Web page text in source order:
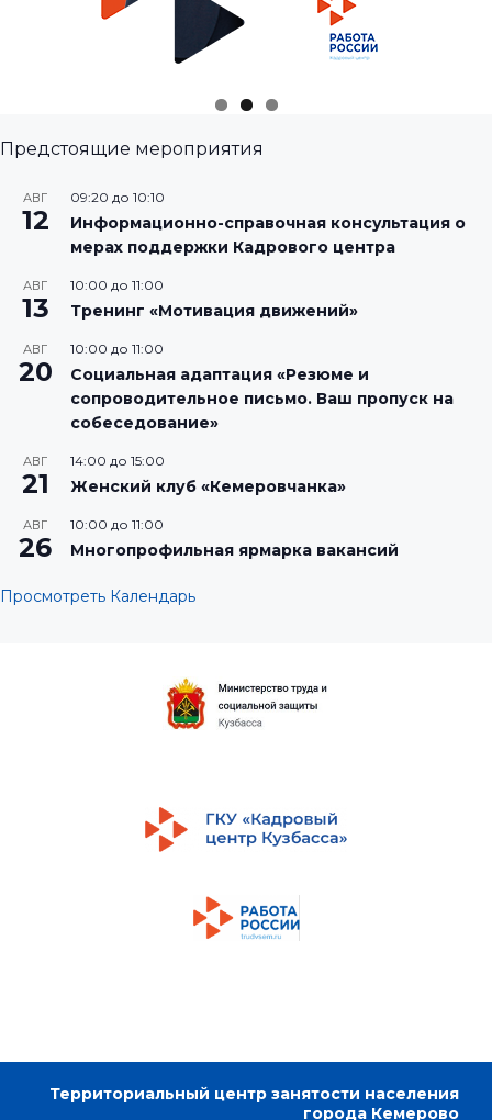
Предстоящие мероприятия
АВГ
12
09:20 до 10:10
Информационно-справочная консультация о
мерах поддержки Кадрового центра
АВГ
13
10:00 до 11:00
Тренинг «Мотивация движений»
АВГ
20
10:00 до 11:00
Социальная адаптация «Резюме и
сопроводительное письмо. Ваш пропуск на
собеседование»
АВГ
21
14:00 до 15:00
Женский клуб «Кемеровчанка»
АВГ
26
10:00 до 11:00
Многопрофильная ярмарка вакансий
Просмотреть Календарь
Территориальный центр занятости населения
города Кемерово